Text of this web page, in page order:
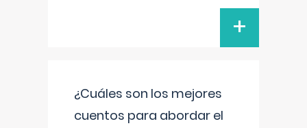
+
¿Cuáles son los mejores
cuentos para abordar el